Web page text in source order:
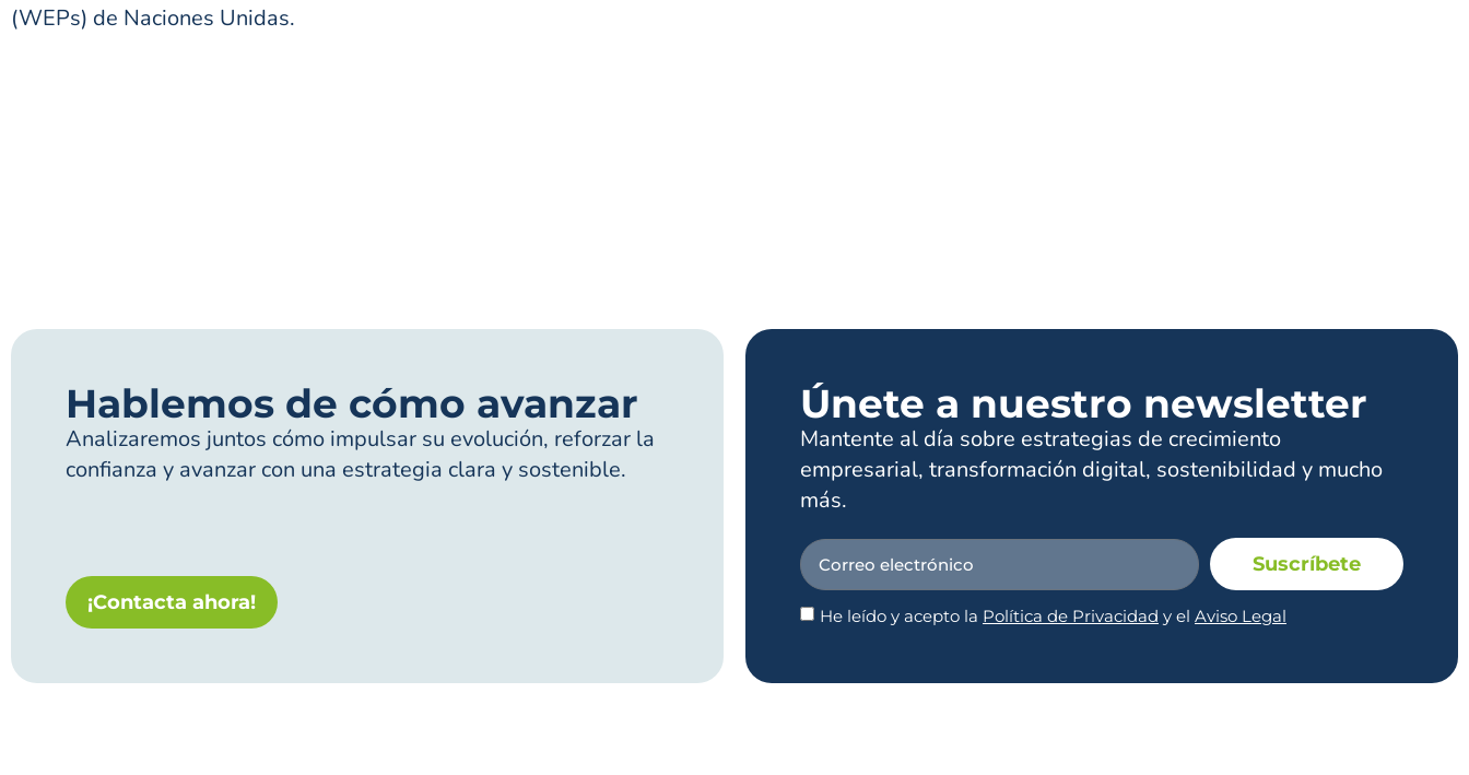
(WEPs) de Naciones Unidas.
Hablemos de cómo avanzar
Analizaremos juntos cómo impulsar su evolución, reforzar la
confianza y avanzar con una estrategia clara y sostenible.
¡Contacta ahora!
Únete a nuestro newsletter
Mantente al día sobre estrategias de crecimiento
empresarial, transformación digital, sostenibilidad y mucho
más.
He leído y acepto la Política de Privacidad y el Aviso Legal
Suscríbete